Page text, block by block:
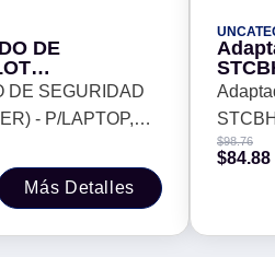
DE
LAPTOP,
TIPO PLACA
GRIS,
DE SEGURIDAD
- P/LAPTOP,
PLACA
GRIS, BROBOTIX
Más Detalles
$98.76
$84.88